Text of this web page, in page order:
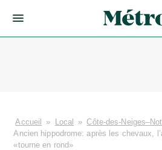
Accueil » Local » Côte-des-
Ancien hippodrome: après les chevaux,
«tourne en rond»